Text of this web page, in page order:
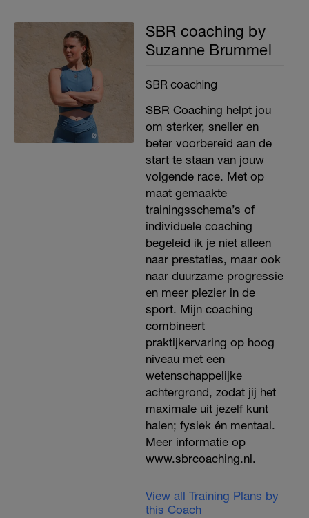
SBR coaching by
Suzanne Brummel
SBR coaching
SBR Coaching helpt jou
om sterker, sneller en
beter voorbereid aan de
start te staan van jouw
volgende race. Met op
maat gemaakte
trainingsschema’s of
individuele coaching
begeleid ik je niet alleen
naar prestaties, maar ook
naar duurzame progressie
en meer plezier in de
sport. Mijn coaching
combineert
praktijkervaring op hoog
niveau met een
wetenschappelijke
achtergrond, zodat jij het
maximale uit jezelf kunt
halen; fysiek én mentaal.
Meer informatie op
www.sbrcoaching.nl.
View all Training Plans by
this Coach